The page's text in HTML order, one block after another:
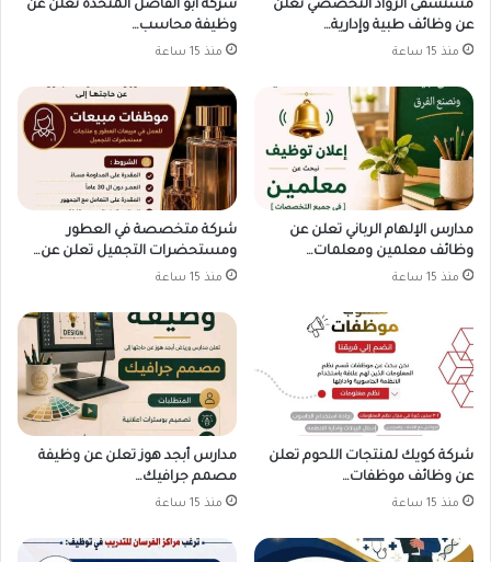
مستشفى الرواد التخصصي تعلن
عن وظائف طبية وإدارية…
منذ 15 ساعة
شركة أبو الفاضل المتحدة تعلن عن
وظيفة محاسب…
منذ 15 ساعة
مدارس الإلهام الرباني تعلن عن
وظائف معلمين ومعلمات…
منذ 15 ساعة
شركة متخصصة في العطور
ومستحضرات التجميل تعلن عن…
منذ 15 ساعة
شركة كويك لمنتجات اللحوم تعلن
عن وظائف موظفات…
منذ 15 ساعة
مدارس أبجد هوز تعلن عن وظيفة
مصمم جرافيك…
منذ 15 ساعة